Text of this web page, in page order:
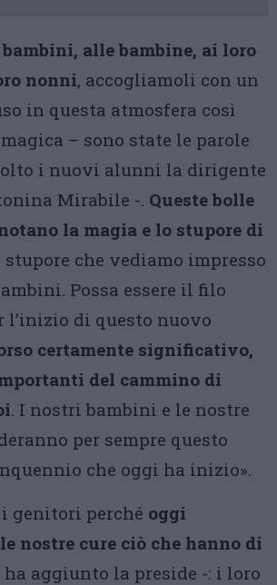
alle bambine, ai loro
nonni, accogliamoli con un
in questa atmosfera così
– sono state le parole
i nuovi alunni la dirigente
Mirabile -. Queste bolle
la magia e lo stupore di
stupore che vediamo impresso
Possa essere il filo
l’inizio di questo nuovo
certamente significativo,
del cammino di
. I nostri bambini e le nostre
per sempre questo
che oggi ha inizio».
genitori perché oggi
nostre cure ciò che hanno di
ha aggiunto la preside -: i loro